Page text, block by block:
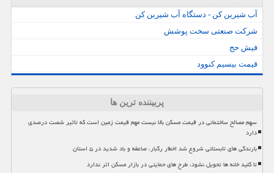
آب شیرین کن - دستگاه آب شیرین کن
شرکت صنعتی سخت پوشش
فیش حج
قیمت بیسیم کنوود
پربیننده ترین ها
سهم مصالح ساختمانی در قیمت مسکن بالا نیست مهم قیمت زمین است که تاثیر شصت درصدی
دارد
بارندگی های تابستانی شروع شد اخطار رگبار، صاعقه و باد شدید در ۵ استان
تا کلید خانه ها تحویل نشود، طرح های حمایتی در بازار مسکن اثر ندارد